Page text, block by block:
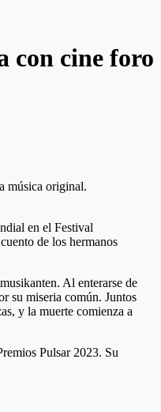
con cine foro
música original.
en el Festival
de los hermanos
Al enterarse de
su miseria común. Juntos
y la muerte comienza a
Pulsar 2023. Su